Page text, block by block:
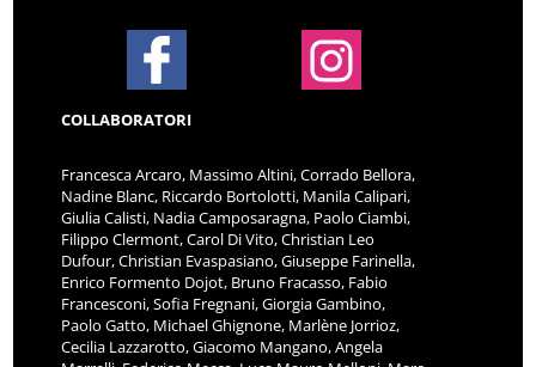
COLLABORATORI
Francesca Arcaro, Massimo Altini, Corrado Bellora,
Nadine Blanc, Riccardo Bortolotti, Manila Calipari,
Giulia Calisti, Nadia Camposaragna, Paolo Ciambi,
Filippo Clermont, Carol Di Vito, Christian Leo
Dufour, Christian Evaspasiano, Giuseppe Farinella,
Enrico Formento Dojot, Bruno Fracasso, Fabio
Francesconi, Sofia Fregnani, Giorgia Gambino,
Paolo Gatto, Michael Ghignone, Marlène Jorrioz,
Cecilia Lazzarotto, Giacomo Mangano, Angela